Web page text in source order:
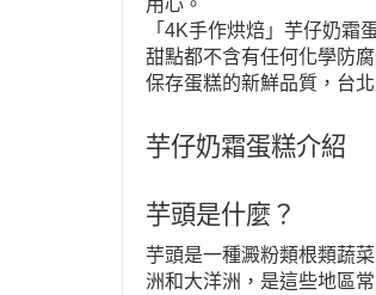
「4K手作烘焙」芋仔奶霜
甜點都不含有任何化學防
保存蛋糕的新鮮品質，台
芋仔奶霜蛋糕介紹
芋頭是什麼？
芋頭是一種澱粉類根類蔬
洲和大洋洲，是這些地區